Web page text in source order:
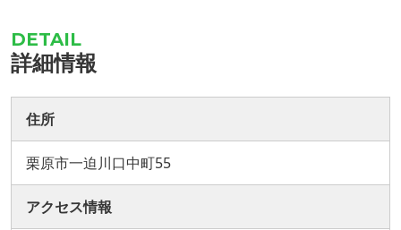
詳細情報
住所
栗原市一迫川口中町55
アクセス情報